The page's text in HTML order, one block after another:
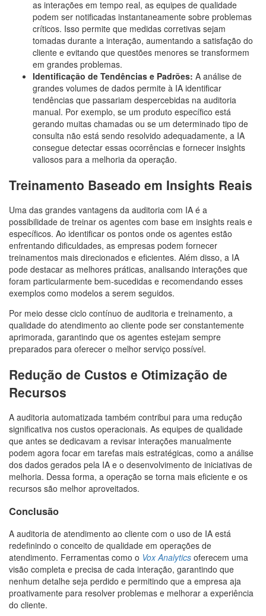
as interações em tempo real, as equipes de qualidade
podem ser notificadas instantaneamente sobre problemas
críticos. Isso permite que medidas corretivas sejam
tomadas durante a interação, aumentando a satisfação do
cliente e evitando que questões menores se transformem
em grandes problemas.
Identificação de Tendências e Padrões: A análise de
grandes volumes de dados permite à IA identificar
tendências que passariam despercebidas na auditoria
manual. Por exemplo, se um produto específico está
gerando muitas chamadas ou se um determinado tipo de
consulta não está sendo resolvido adequadamente, a IA
consegue detectar essas ocorrências e fornecer insights
valiosos para a melhoria da operação.
Treinamento Baseado em Insights Reais
Uma das grandes vantagens da auditoria com IA é a
possibilidade de treinar os agentes com base em insights reais e
específicos. Ao identificar os pontos onde os agentes estão
enfrentando dificuldades, as empresas podem fornecer
treinamentos mais direcionados e eficientes. Além disso, a IA
pode destacar as melhores práticas, analisando interações que
foram particularmente bem-sucedidas e recomendando esses
exemplos como modelos a serem seguidos.
Por meio desse ciclo contínuo de auditoria e treinamento, a
qualidade do atendimento ao cliente pode ser constantemente
aprimorada, garantindo que os agentes estejam sempre
preparados para oferecer o melhor serviço possível.
Redução de Custos e Otimização de
Recursos
A auditoria automatizada também contribui para uma redução
significativa nos custos operacionais. As equipes de qualidade
que antes se dedicavam a revisar interações manualmente
podem agora focar em tarefas mais estratégicas, como a análise
dos dados gerados pela IA e o desenvolvimento de iniciativas de
melhoria. Dessa forma, a operação se torna mais eficiente e os
recursos são melhor aproveitados.
Conclusão
A auditoria de atendimento ao cliente com o uso de IA está
redefinindo o conceito de qualidade em operações de
atendimento. Ferramentas como o Vox Analytics oferecem uma
visão completa e precisa de cada interação, garantindo que
nenhum detalhe seja perdido e permitindo que a empresa aja
proativamente para resolver problemas e melhorar a experiência
do cliente.